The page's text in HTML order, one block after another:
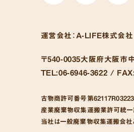
運営会社： A-LIFE株式会社
〒540-0035大阪府大阪市
TEL:06-6946-3622 /
古物商許可番号第
産業廃棄物収集運搬業許可統
当社は一般廃棄物収集運搬会社